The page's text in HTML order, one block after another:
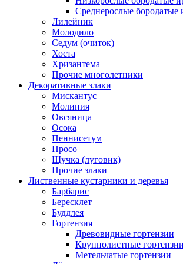
Среднерослые бородатые
Лилейник
Молодило
Седум (очиток)
Хоста
Хризантема
Прочие многолетники
Декоративные злаки
Мискантус
Молиния
Овсяница
Осока
Пеннисетум
Просо
Щучка (луговик)
Прочие злаки
Лиственные кустарники и деревья
Барбарис
Бересклет
Буддлея
Гортензия
Древовидные гортензии
Крупнолистные гортензии
Метельчатые гортензии